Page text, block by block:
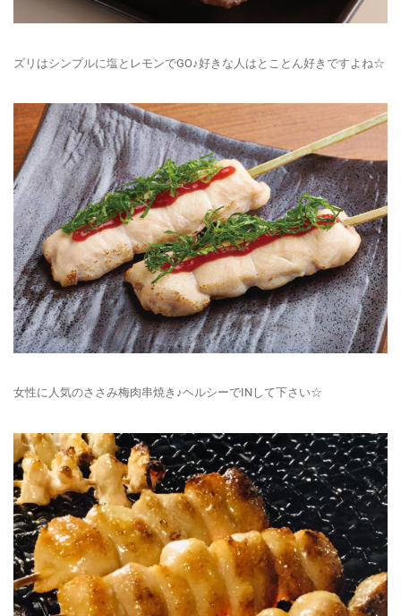
ズリはシンプルに塩とレモンでGO♪好きな人はとことん好きですよね☆
女性に人気のささみ梅肉串焼き♪ヘルシーでINして下さい☆